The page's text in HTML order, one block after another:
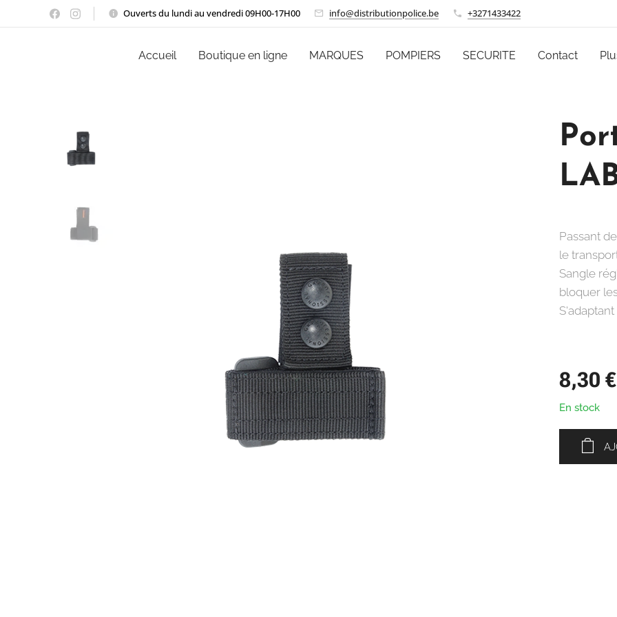
Ouverts du lundi au vendredi 09H00-17H00 info@distributionpolice.be +3271433422
Accueil Boutique en ligne MARQUES POMPIERS SECURITE Contact
Passant
le
Sangle
bloquer
8,30 €
En stock